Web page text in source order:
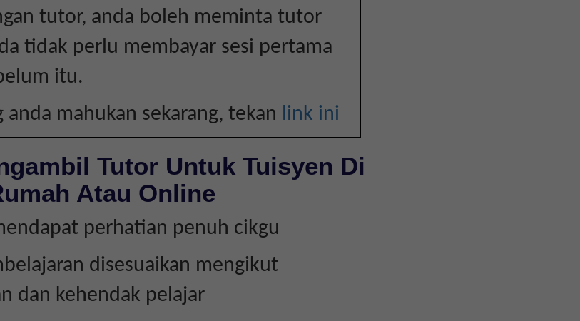
tutor, anda boleh meminta tutor
tidak perlu membayar sesi pertama
itu.
mahukan sekarang, tekan link ini
Tutor Untuk Tuisyen Di
Atau Online
perhatian penuh cikgu
disesuaikan mengikut
dan kehendak pelajar